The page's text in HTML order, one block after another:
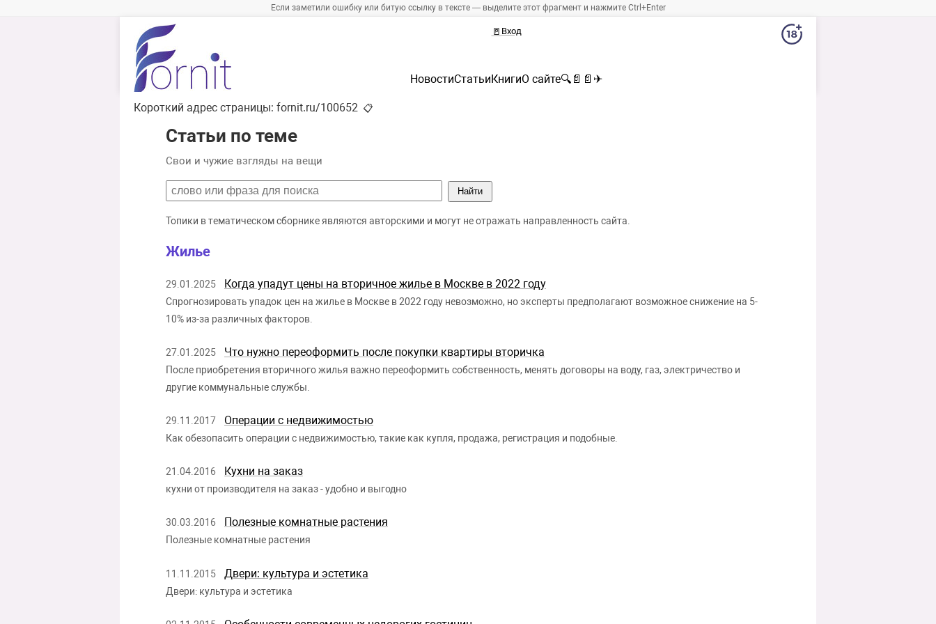
Если заметили ошибку или битую ссылку в тексте — выделите этот фрагмент и нажмите Ctrl+Enter
🚪 Вход
НовостиСтатьиКнигиО сайте🔍 📄 📄 ✈
Короткий адрес страницы: fornit.ru/100652 📋
Статьи по теме
Свои и чужие взгляды на вещи
Найти
Топики в тематическом сборнике являются авторскими и могут не отражать направленность сайта.
Жилье
29.01.2025 Когда упадут цены на вторичное жилье в Москве в 2022 году
Спрогнозировать упадок цен на жилье в Москве в 2022 году невозможно, но эксперты предполагают возможное снижение на 5-
10% из-за различных факторов.
27.01.2025 Что нужно переоформить после покупки квартиры вторичка
После приобретения вторичного жилья важно переоформить собственность, менять договоры на воду, газ, электричество и
другие коммунальные службы.
29.11.2017 Операции с недвижимостью
Как обезопасить операции с недвижимостью, такие как купля, продажа, регистрация и подобные.
21.04.2016 Кухни на заказ
кухни от производителя на заказ - удобно и выгодно
30.03.2016 Полезные комнатные растения
Полезные комнатные растения
11.11.2015 Двери: культура и эстетика
Двери: культура и эстетика